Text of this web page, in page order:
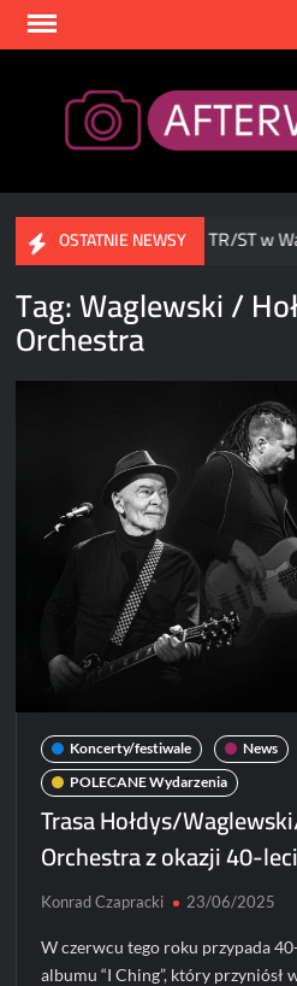
Skip
OSTATNIE NEWSY
Warszawie TR/ST w
Tag:Waglewski /
Orchestra
Koncerty/festiwale
News
POLECANE Wydarzenia
Trasa Hołdys/
Orchestra z okazji 40-
Konrad Czapracki 23/06/2025
W czerwcu tego roku przypada
albumu “I Ching”, który przyniósł